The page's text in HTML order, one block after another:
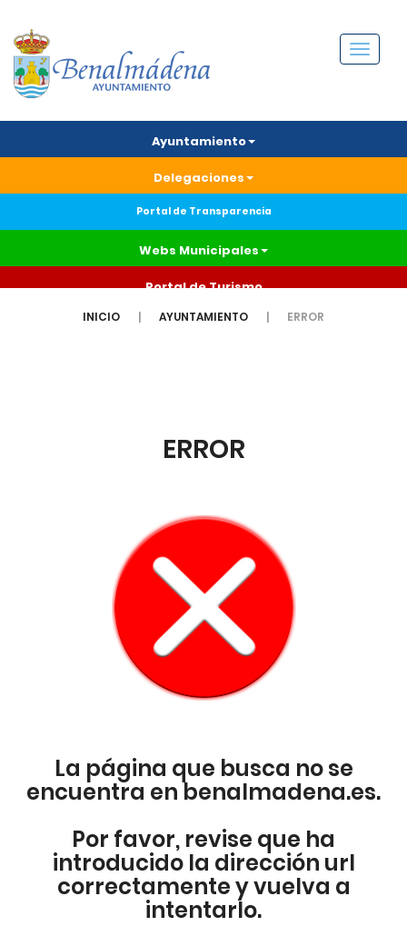
Menú
Ayuntamiento
Delegaciones
Portal de Transparencia
Webs Municipales
Portal de Turismo
INICIO AYUNTAMIENTO ERROR
ERROR
La página que busca no se
encuentra en benalmadena.es.
Por favor, revise que ha
introducido la dirección url
correctamente y vuelva a
intentarlo.